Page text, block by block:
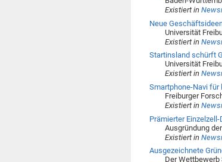
Existiert in
Neue
Universität
Existiert in
Startinsland schürft
Universität
Existiert in
Smartphone-Navi für
Freiburger
Existiert in
Prämierter
Ausgründung
Existiert in
Ausgezeichnete
Der